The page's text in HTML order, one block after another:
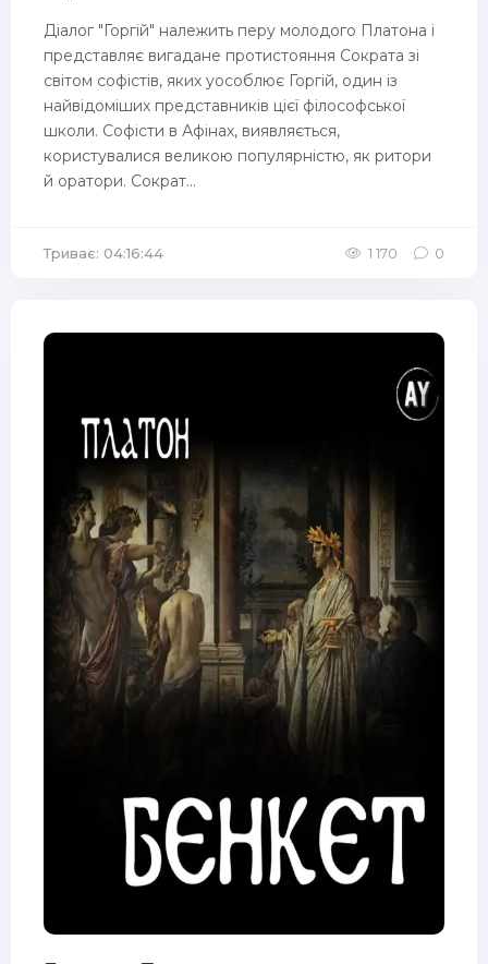
Діалог "Горгій" належить перу молодого Платона і
представляє вигадане протистояння Сократа зі
світом софістів, яких уособлює Горгій, один із
найвідоміших представників цієї філософської
школи. Софісти в Афінах, виявляється,
користувалися великою популярністю, як ритори
й оратори. Сократ...
Триває: 04:16:44 1 170 0